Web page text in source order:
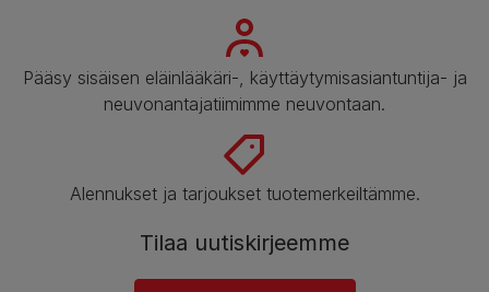
Pääsy sisäisen eläinlääkäri-, käyttäytymisasiantuntija- ja
neuvonantajatiimimme neuvontaan.
Alennukset ja tarjoukset tuotemerkeiltämme.
Tilaa uutiskirjeemme